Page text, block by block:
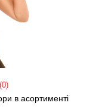
(0)
в асортименті